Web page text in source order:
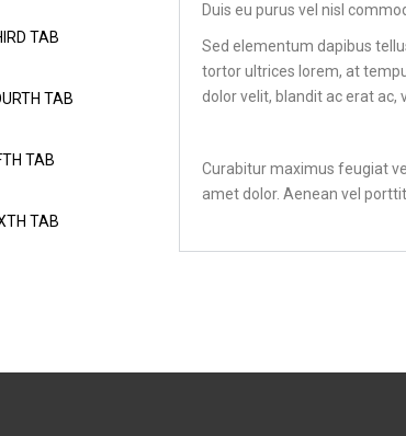
TAB
TAB
TAB
TAB
Duis eu purus vel nisl
Sed elementum dapibus
tortor ultrices lorem, at
dolor velit, blandit ac erat ac,
Curabitur maximus feugiat
amet dolor. Aenean vel